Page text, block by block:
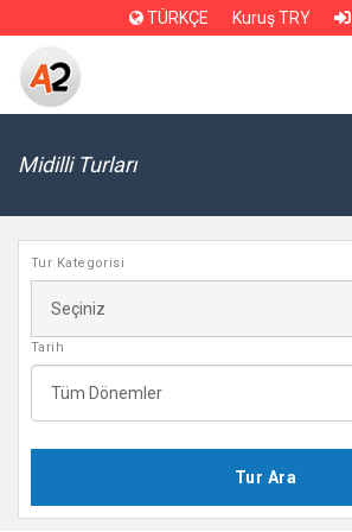
TÜRKÇE Kuruş TRY
Midilli Turları
Tur Kategorisi
Tarih
Tur Ara